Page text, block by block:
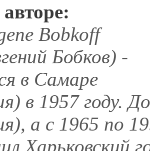
Bobkoff
Бобков) -
в Самаре
в 1957 году.
а с 1965 по
Харьковский